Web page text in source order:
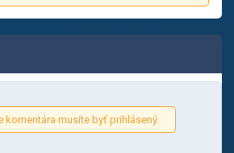
komentára musíte byť prihlásený.